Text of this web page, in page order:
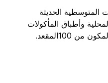
المتوسطية الحديثة
وأطباق المأكولات
100المقعد.